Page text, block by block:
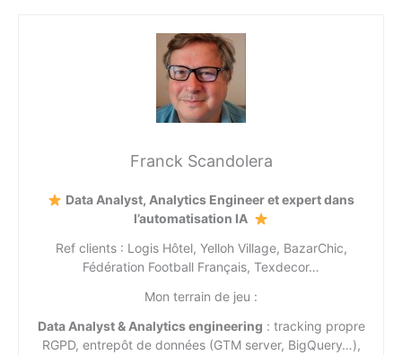
Franck Scandolera
Data Analyst, Analytics Engineer et expert dans
l’automatisation IA
Ref clients : Logis Hôtel, Yelloh Village, BazarChic,
Fédération Football Français, Texdecor…
Mon terrain de jeu :
Data Analyst & Analytics engineering : tracking propre
RGPD, entrepôt de données (GTM server, BigQuery…),